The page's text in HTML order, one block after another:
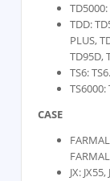
TDD:
PLUS,
TD95D,
TS6:
TS6000:
CASE
JX: